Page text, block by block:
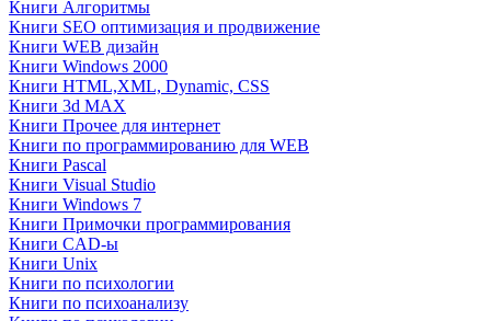
Книги Алгоритмы
Книги SEO оптимизация и продвижение
Книги WEB дизайн
Книги Windows 2000
Книги HTML,XML, Dynamic, CSS
Книги 3d MAX
Книги Прочее для интернет
Книги по программированию для WEB
Книги Pascal
Книги Visual Studio
Книги Windows 7
Книги Примочки программирования
Книги CAD-ы
Книги Unix
Книги по психологии
Книги по психоанализу